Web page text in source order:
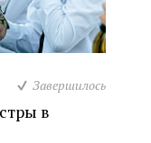
Завершилось
в